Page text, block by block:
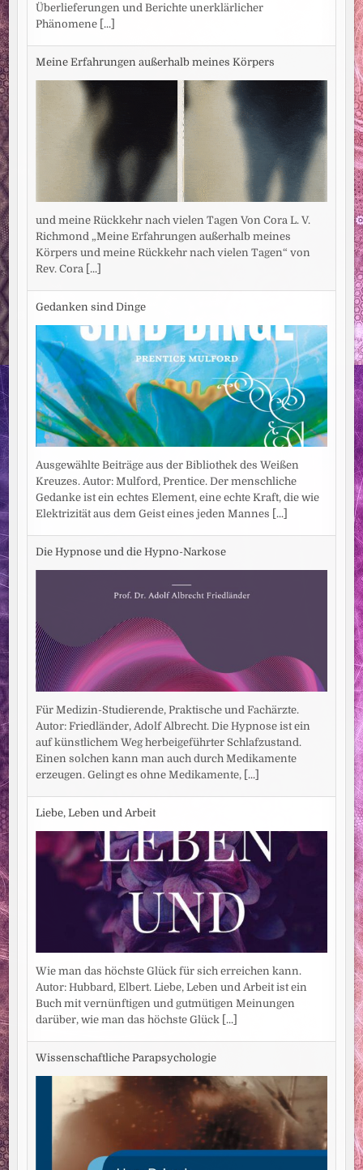
Überlieferungen und Berichte unerklärlicher
Phänomene [...]
Meine Erfahrungen außerhalb meines Körpers
und meine Rückkehr nach vielen Tagen Von Cora L. V.
Richmond „Meine Erfahrungen außerhalb meines
Körpers und meine Rückkehr nach vielen Tagen“ von
Rev. Cora [...]
Gedanken sind Dinge
Ausgewählte Beiträge aus der Bibliothek des Weißen
Kreuzes. Autor: Mulford, Prentice. Der menschliche
Gedanke ist ein echtes Element, eine echte Kraft, die wie
Elektrizität aus dem Geist eines jeden Mannes [...]
Die Hypnose und die Hypno-Narkose
Für Medizin-Studierende, Praktische und Fachärzte.
Autor: Friedländer, Adolf Albrecht. Die Hypnose ist ein
auf künstlichem Weg herbeigeführter Schlafzustand.
Einen solchen kann man auch durch Medikamente
erzeugen. Gelingt es ohne Medikamente, [...]
Liebe, Leben und Arbeit
Wie man das höchste Glück für sich erreichen kann.
Autor: Hubbard, Elbert. Liebe, Leben und Arbeit ist ein
Buch mit vernünftigen und gutmütigen Meinungen
darüber, wie man das höchste Glück [...]
Wissenschaftliche Parapsychologie